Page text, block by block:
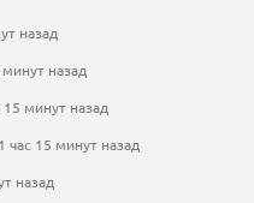
назад
назад
минут назад
час 15 минут назад
назад